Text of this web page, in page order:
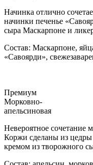
Начинка отлично
начинки печенье
сыра Маскарпоне и
Состав: Маскарпоне,
«Савоярди»,
Премиум
Морковно-
апельсиновая
Невероятное сочетание
Коржи сделаны из цедры
кремом из творожного